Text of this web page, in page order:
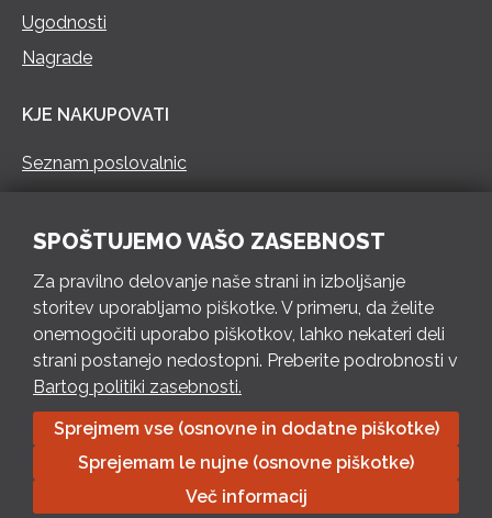
Ugodnosti
Nagrade
KJE NAKUPOVATI
Seznam poslovalnic
PON – PET 8 – 18 h / SOB 8 – 12 h
Pošlji e-mail
Izpolni kontaktni obrazec
Bartog d.o.o. Trebnje | ID: SI79128718 | IBAN: SI56 1010 0003
8174 248, Banka Intesa Sanpaolo d.d.| Predsednik Uprave:
Ivan Šantorić | Predsednik Nadzornega odbora: Ilija Tokić |
Delniški kapital: 783.970,08 EUR, plačano v celoti | Obrtniška
SPOŠTUJEMO VAŠO ZASEBNOST
Za pravilno delovanje naše strani in izboljšanje
storitev uporabljamo piškotke. V primeru, da želite
onemogočiti uporabo piškotkov, lahko nekateri deli
strani postanejo nedostopni. Preberite podrobnosti v
Bartog politiki zasebnosti.
Sprejmem vse (osnovne in dodatne piškotke)
Sprejemam le nujne (osnovne piškotke)
Več informacij